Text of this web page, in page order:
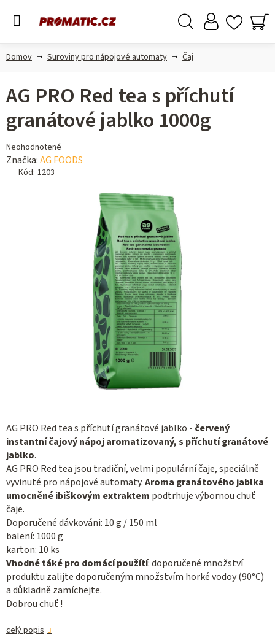
Domov Suroviny pro nápojové automaty Čaj
AG PRO Red tea s příchutí granátové jablko - červený
instantní čajový nápoj aromatizovaný, s příchutí granátové
jablko.
AG PRO Red tea jsou tradiční, velmi populární čaje, speciálně
vyvinuté pro nápojové automaty.Aroma granátového jablka
umocněné ibiškovým extraktem podtrhuje výbornou chuť
čaje.
Doporučené dávkováni: 10 g / 150 ml
balení: 1000 g
karton: 10 ks
Vhodné táké pro domácí použítí: doporučené množství
produktu zalijte doporučeným množstvím horké vodoy (90°C)
a důkladně zamíchejte.
Dobrou chuť !
celý popis
AG PRO Red tea s příchutí
granátové jablko 1000g
Priemerné
hodnotenie
produktu
Neohodnotené
Značka:AG FOODS
Kód: 1203